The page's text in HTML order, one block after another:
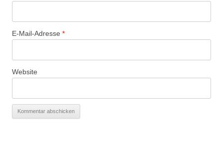
E-Mail-Adresse *
Website